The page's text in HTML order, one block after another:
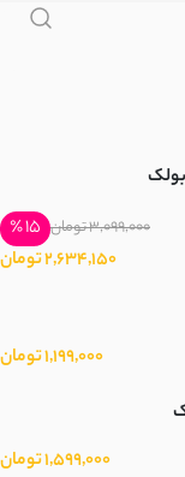
3,099,000 تومان
15 ٪
2,634,150 تومان
1,199,000 تومان
1,599,000 تومان